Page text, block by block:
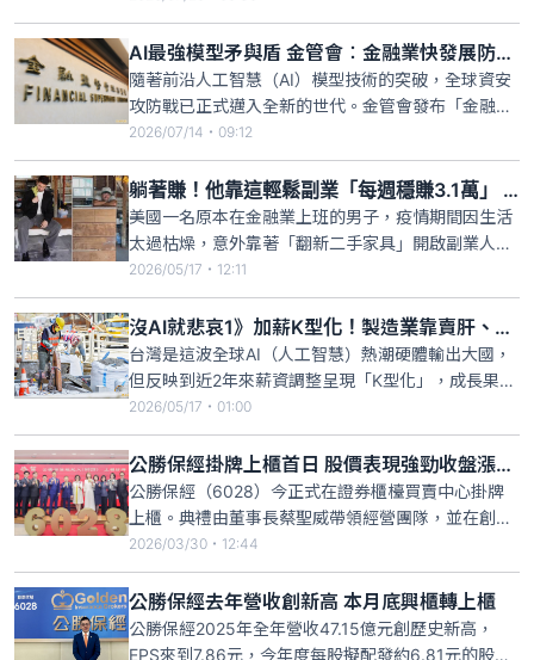
動倡議「信任金融」，希望未來金融業在經營上有
「兩份財報」的概念，一份是大家熟悉的「資產負債
表」，另一份是「社會信任的資產負債表」；也就是
說，金融業未來不只要拚財務
AI最強模型矛與盾 金管會︰金融業快發展防禦型AI
隨著前沿人工智慧（AI）模型技術的突破，全球資安
攻防戰已正式邁入全新的世代。金管會發布「金融業
應對AI攻擊的挑戰與策略建議」報告，明確點出前沿
模型帶來的資安風險升級，並強烈呼籲金融業在強化
既有資安防護的同時，應積極前瞻規劃「防禦性
AI」，以「AI之盾」全面抵禦「AI之矛」的嚴峻威
脅。
2026/07/14・09:12
躺著賺！他靠這輕鬆副業「每週穩賺3.1萬」 收入竟超過正職
美國一名原本在金融業上班的男子，疫情期間因生活
太過枯燥，意外靠著「翻新二手家具」開啟副業人
生。從完全不懂木工、只靠一罐油漆與舊砂磨機開
始，如今他不但靠副業每週能輕鬆賺進1000美元（約
新台幣3.1萬元）以上，還在社群平台累積數十萬粉
絲，成功把興趣變成穩定收入來源。
2026/05/17・12:11
沒AI就悲哀1》加薪K型化！製造業靠賣肝、房產業遭雙殺
台灣是這波全球AI（人工智慧）熱潮硬體輸出大國，
但反映到近2年來薪資調整呈現「K型化」，成長果實
集中於少數AI硬體龍頭與搭上投資熱潮金融業。而製
造業非經常性薪資成長幅度明顯大過經常性薪資，透
露得靠著「賣肝」來加薪；金融及保險業也是類似狀
況；「不動產業」是最大苦主，且「營建業」因缺
工，推升非經常性薪資
2026/05/17・01:00
公勝保經掛牌上櫃首日 股價表現強勁收盤漲幅達23.6％
公勝保經（6028）今正式在證券櫃檯買賣中心掛牌
上櫃。典禮由董事長蔡聖威帶領經營團隊，並在創辦
人蔡文俊與李雯蕙夫婦的見證下完成敲鑼儀式。公勝
保經今日以每股72元參考價掛牌，開盤價即衝上86.5
元，盤中最高觸及89.6 元，最終以89元收盤，展現
強勁的上櫃蜜月行情。
2026/03/30・12:44
公勝保經去年營收創新高 本月底興櫃轉上櫃
公勝保經2025年全年營收47.15億元創歷史新高，
EPS來到7.86元，今年度每股擬配發約6.81元的股